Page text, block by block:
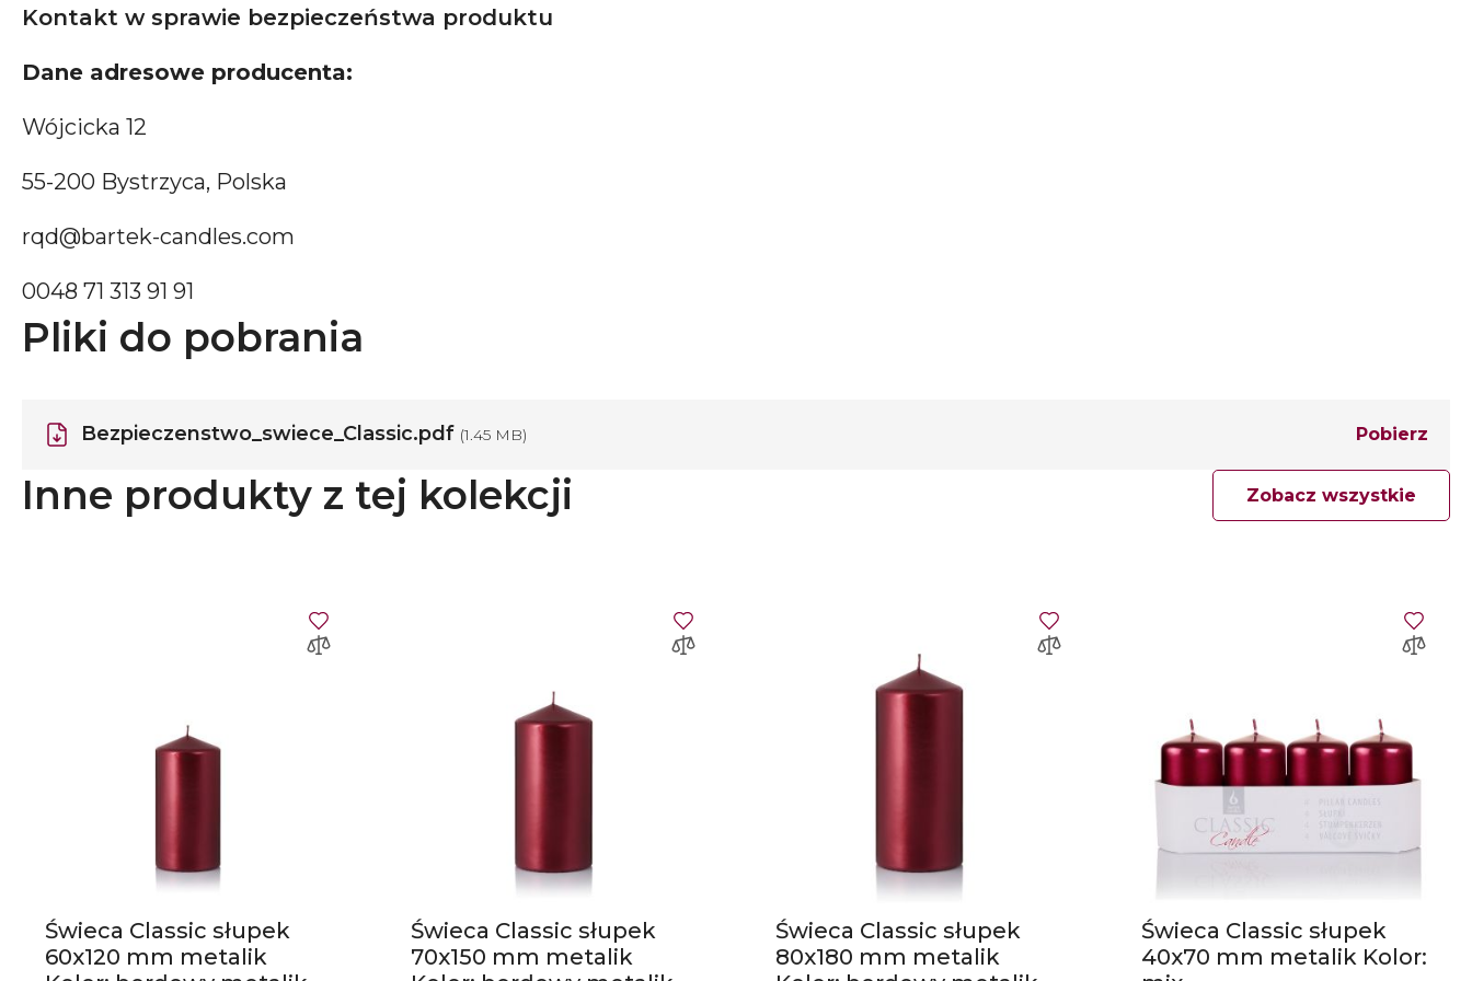
Kontakt w sprawie bezpieczeństwa produktu
Dane adresowe producenta:
Wójcicka 12
55-200 Bystrzyca, Polska
rqd@bartek-candles.com
0048 71 313 91 91
Pliki do pobrania
Bezpieczenstwo_swiece_Classic.pdf (1.45 MB) Pobierz
Inne produkty z tej kolekcji Zobacz wszystkie
Świeca Classic słupek
60x120 mm metalik
Świeca Classic słupek
70x150 mm metalik
Świeca Classic słupek
80x180 mm metalik
Świeca Classic słupek
40x70 mm metalik Kolor: